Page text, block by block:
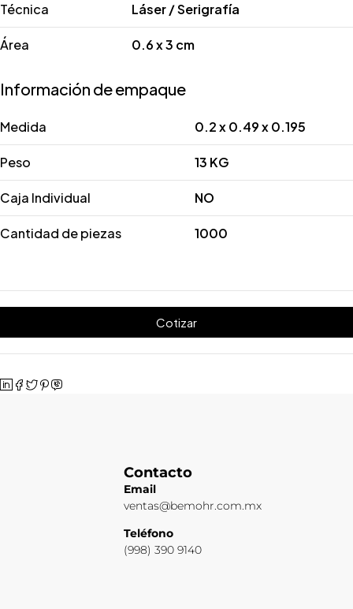
Técnica Láser / Serigrafía
Área 0.6 x 3 cm
Información de empaque
Medida 0.2 x 0.49 x 0.195
Peso 13 KG
Caja Individual NO
Cantidad de piezas 1000
Cotizar
Contacto
Email
ventas@bemohr.com.mx
Teléfono
(998) 390 9140